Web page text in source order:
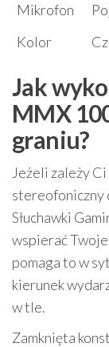
Mikrofon
Kolor
Jak
MMX
graniu?
Jeżeli zależy
stereofoniczny
Słuchawki
wspierać
pomaga to w
kierunek
w tle.
Zamknięta